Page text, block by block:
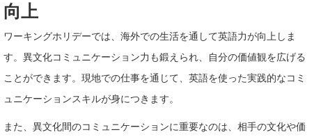
向上
ワーキングホリデーでは、海外での生活を通して英語力が向上しま
す。異文化コミュニケーション力も鍛えられ、自分の価値観を広げる
ことができます。現地での仕事を通じて、英語を使った実践的なコミ
ュニケーションスキルが身につきます。
また、異文化間のコミュニケーションに重要なのは、相手の文化や価